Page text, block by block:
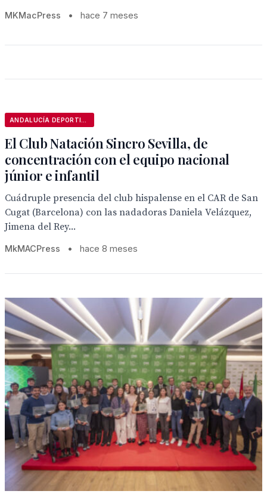
MKMacPress • hace 7 meses
El Club Natación Sincro Sevilla, de
concentración con el equipo nacional
júnior e infantil
Cuádruple presencia del club hispalense en el CAR de San
Cugat (Barcelona) con las nadadoras Daniela Velázquez,
Jimena del Rey...
MkMACPress • hace 8 meses